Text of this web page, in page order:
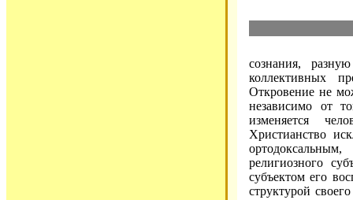
сознания,
коллективных
Откровение не
независимо от
изменяется
Христианство
религиозного
субъектом его
структурой